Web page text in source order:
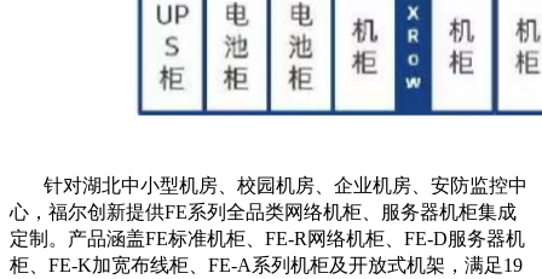
针对湖北中小型机房、校园机房、企业机房、安防监控中
心，福尔创新提供FE系列全品类网络机柜、服务器机柜集成
定制。产品涵盖FE标准机柜、FE-R网络机柜、FE-D服务器机
柜、FE-K加宽布线柜、FE-A系列机柜及开放式机架，满足19